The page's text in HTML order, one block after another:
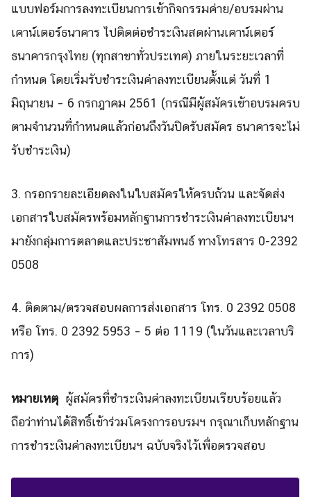
Search
Search
แบบฟอร์มการลงทะเบียนการเข้ากิจกรรมค่าย/อบรมผ่าน
เคาน์เตอร์ธนาคาร ไปติดต่อชำระเงินสดผ่านเคาน์เตอร์
ธนาคารกรุงไทย (ทุกสาขาทั่วประเทศ) ภายในระยะเวลาที่
กำหนด โดยเริ่มรับชำระเงินค่าลงทะเบียนตั้งแต่ วันที่ 1
มิถุนายน – 6 กรกฎาคม 2561 (กรณีมีผู้สมัครเข้าอบรมครบ
ตามจำนวนที่กำหนดแล้วก่อนถึงวันปิดรับสมัคร ธนาคารจะไม่
รับชำระเงิน)
3. กรอกรายละเอียดลงในใบสมัครให้ครบถ้วน และจัดส่ง
เอกสารใบสมัครพร้อมหลักฐานการชำระเงินค่าลงทะเบียนฯ
มายังกลุ่มการตลาดและประชาสัมพนธ์ ทางโทรสาร 0-2392
0508
4. ติดตาม/ตรวจสอบผลการส่งเอกสาร โทร. 0 2392 0508
หรือ โทร. 0 2392 5953 – 5 ต่อ 1119 (ในวันและเวลาบริ
การ)
หมายเหตุ ผู้สมัครที่ชำระเงินค่าลงทะเบียนเรียบร้อยแล้ว
ถือว่าท่านได้สิทธิ์เข้าร่วมโครงการอบรมฯ กรุณาเก็บหลักฐาน
การชำระเงินค่าลงทะเบียนฯ ฉบับจริงไว้เพื่อตรวจสอบ